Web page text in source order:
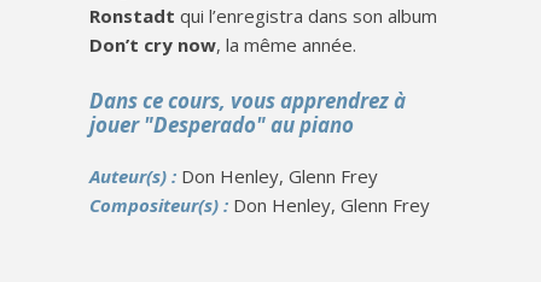
Ronstadt qui l’enregistra dans son album
Don’t cry now, la même année.
Dans ce cours, vous apprendrez à
jouer "Desperado" au piano
Auteur(s) : Don Henley, Glenn Frey
Compositeur(s) : Don Henley, Glenn Frey